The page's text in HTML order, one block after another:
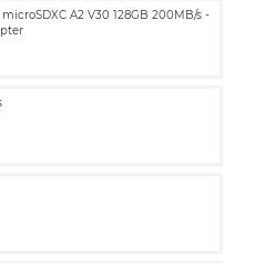
A2 V30 128GB 200MB/s -